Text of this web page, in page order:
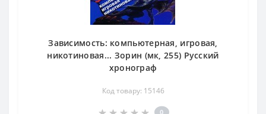
Зависимость: компьютерная, игровая,
никотиновая... Зорин (мк, 255) Русский
хронограф
Код товару: 15146
0